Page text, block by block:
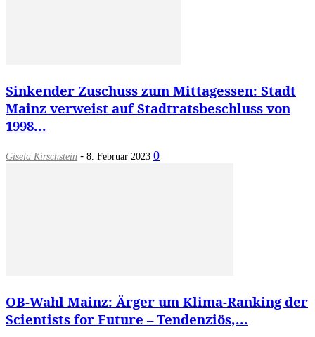
Sinkender Zuschuss zum Mittagessen: Stadt
Mainz verweist auf Stadtratsbeschluss von
1998...
Gisela Kirschstein - 8. Februar 2023 0
OB-Wahl Mainz: Ärger um Klima-Ranking der
Scientists for Future – Tendenziös,...